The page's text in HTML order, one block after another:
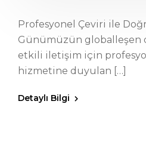
Profesyonel Çeviri ile
Günümüzün globalleşen
etkili iletişim için
hizmetine duyulan […]
Detaylı Bilgi